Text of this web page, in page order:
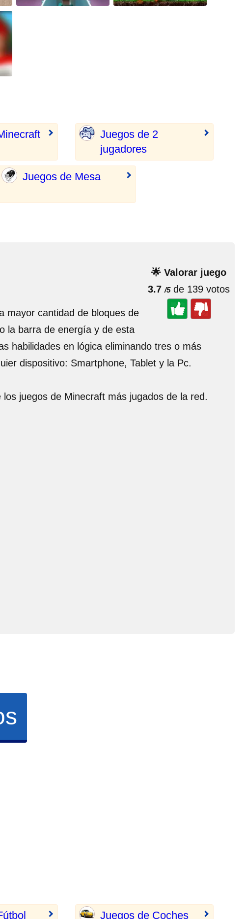
Juegos de 2
jugadores
Juegos de Mesa
🌟 Valorar juego
3.7 /5de 139 votos
mayor cantidad de bloques de
la barra de energía y de esta
habilidades en lógica eliminando tres o más
dispositivo: Smartphone, Tablet y la Pc.
juegos de Minecraft más jugados de la red.
Juegos de Coches